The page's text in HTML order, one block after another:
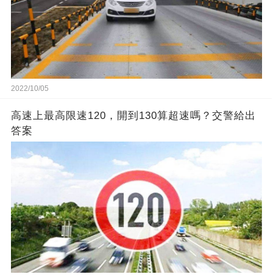
2022/10/05
高速上最高限速120，開到130算超速嗎？交警給出
答案